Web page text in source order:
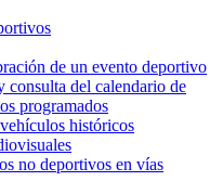
de un evento deportivo
consulta del calendario de
programados
históricos
no deportivos en vías